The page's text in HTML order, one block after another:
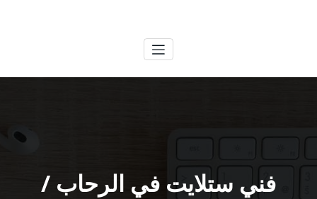
فني ستلايت في الرحاب /